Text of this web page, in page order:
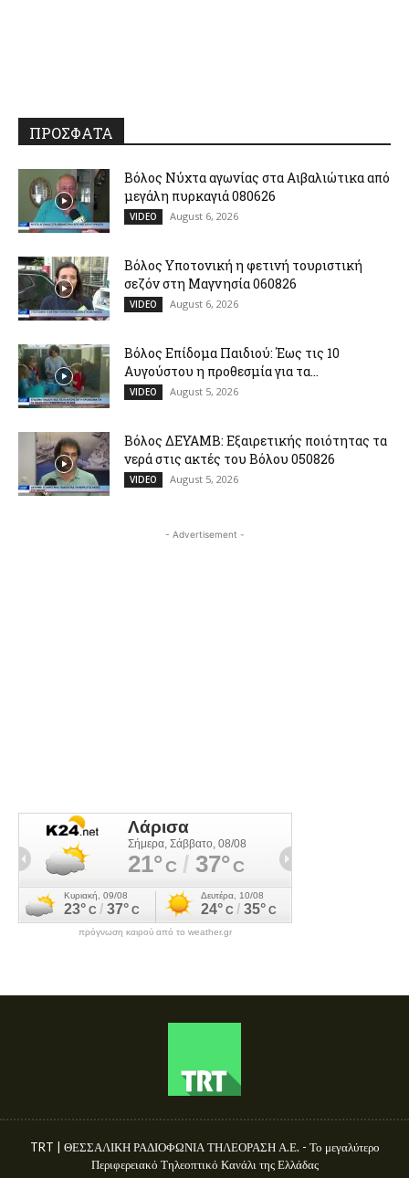
ΠΡΟΣΦΑΤΑ
Βόλος Νύχτα αγωνίας στα Αιβαλιώτικα από
μεγάλη πυρκαγιά 080626
VIDEO August 6, 2026
Βόλος Υποτονική η φετινή τουριστική
σεζόν στη Μαγνησία 060826
VIDEO August 6, 2026
Βόλος Επίδομα Παιδιού: Έως τις 10
Αυγούστου η προθεσμία για τα...
VIDEO August 5, 2026
Βόλος ΔΕΥΑΜΒ: Εξαιρετικής ποιότητας τα
νερά στις ακτές του Βόλου 050826
VIDEO August 5, 2026
- Advertisement -
πρόγνωση καιρού από το weather.gr
TRT | ΘΕΣΣΑΛΙΚΗ ΡΑΔΙΟΦΩΝΙΑ ΤΗΛΕΟΡΑΣΗ Α.Ε. - Το μεγαλύτερο
Περιφερειακό Τηλεοπτικό Κανάλι της Ελλάδας